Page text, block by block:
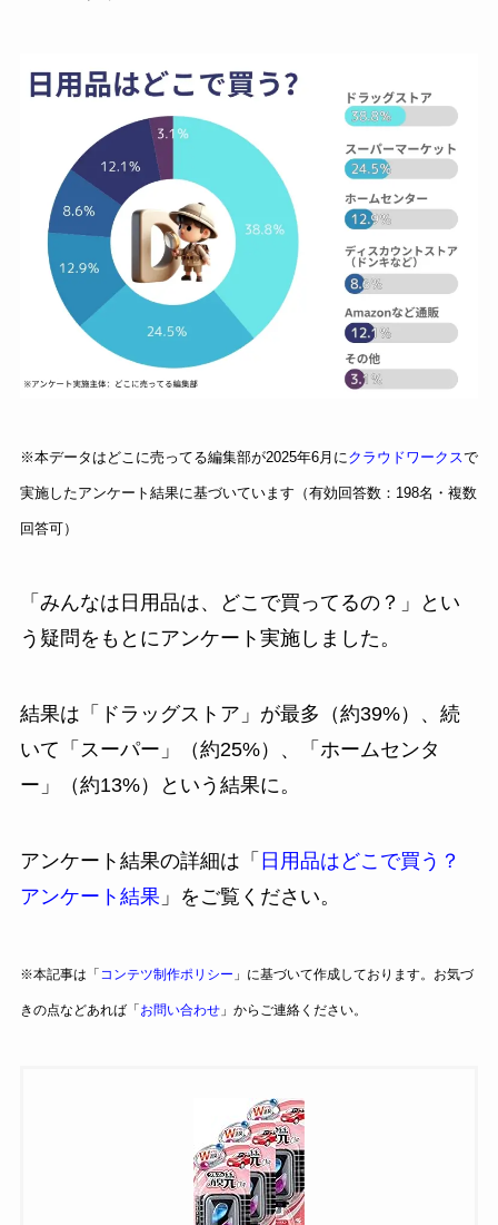
※本データはどこに売ってる編集部が2025年6月にクラウドワークスで
実施したアンケート結果に基づいています（有効回答数：198名・複数
回答可）
「みんなは日用品は、どこで買ってるの？」とい
う疑問をもとにアンケート実施しました。
結果は「ドラッグストア」が最多（約39%）、続
いて「スーパー」（約25%）、「ホームセンタ
ー」（約13%）という結果に。
アンケート結果の詳細は「 日用品はどこで買う？
アンケート結果 」をご覧ください。
※本記事は「 コンテツ制作ポリシー 」に基づいて作成しております。お気づ
きの点などあれば「お問い合わせ」からご連絡ください。